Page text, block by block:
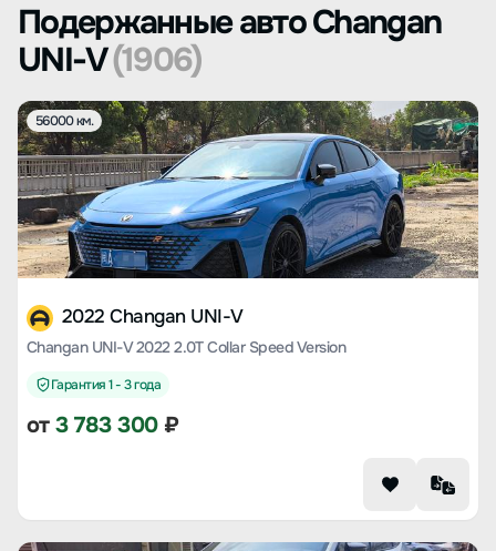
Подержанные авто Changan
UNI-V(1906)
56000 км.
2022 Changan UNI-V
Changan UNI-V 2022 2.0T Collar Speed Version
Гарантия 1 - 3 года
от3 783 300₽